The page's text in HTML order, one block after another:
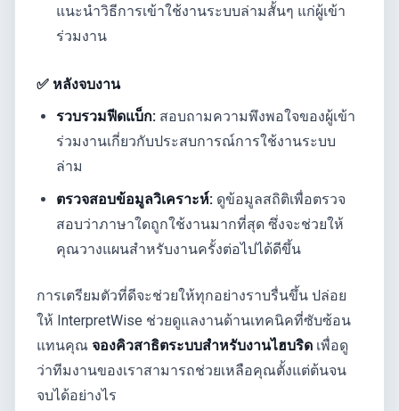
แนะนำวิธีการเข้าใช้งานระบบล่ามสั้นๆ แก่ผู้เข้า
ร่วมงาน
✅ หลังจบงาน
รวบรวมฟีดแบ็ก: สอบถามความพึงพอใจของผู้เข้า
ร่วมงานเกี่ยวกับประสบการณ์การใช้งานระบบ
ล่าม
ตรวจสอบข้อมูลวิเคราะห์: ดูข้อมูลสถิติเพื่อตรวจ
สอบว่าภาษาใดถูกใช้งานมากที่สุด ซึ่งจะช่วยให้
คุณวางแผนสำหรับงานครั้งต่อไปได้ดีขึ้น
การเตรียมตัวที่ดีจะช่วยให้ทุกอย่างราบรื่นขึ้น ปล่อย
ให้ InterpretWise ช่วยดูแลงานด้านเทคนิคที่ซับซ้อน
แทนคุณ จองคิวสาธิตระบบสำหรับงานไฮบริด เพื่อดู
ว่าทีมงานของเราสามารถช่วยเหลือคุณตั้งแต่ต้นจน
จบได้อย่างไร